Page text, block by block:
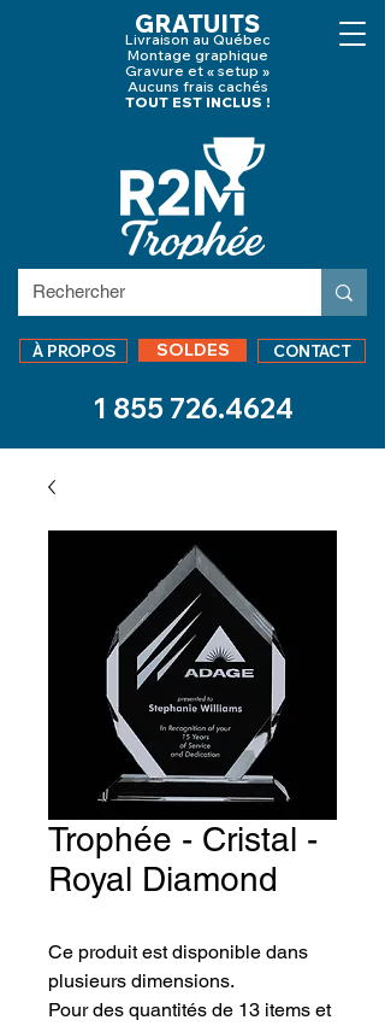
GRATUITS
Livraison au Québec
Montage graphique
Gravure et « setup »
Aucuns frais cachés
TOUT EST INCLUS !
À PROPOS SOLDES CONTACT
1 855 726.4624
Trophée - Cristal -
Royal Diamond
Ce produit est disponible dans
plusieurs dimensions.
Pour des quantités de 13 items et